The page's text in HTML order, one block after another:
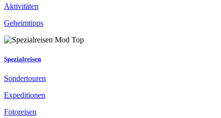
Aktivitäten
Geheimtipps
Spezialreisen
Sondertouren
Expeditionen
Fotoreisen